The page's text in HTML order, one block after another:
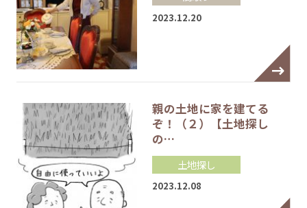
2023.12.20
親の土地に家を建てる
ぞ！（２）【土地探し
の…
土地探し
2023.12.08